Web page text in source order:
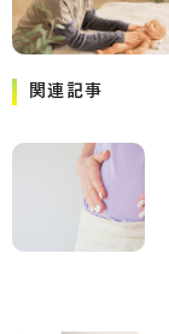
関連記事